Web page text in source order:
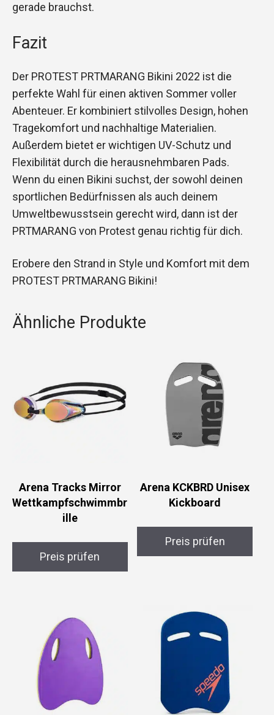
gerade brauchst.
Fazit
Der PROTEST PRTMARANG Bikini 2022 ist die
perfekte Wahl für einen aktiven Sommer voller
Abenteuer. Er kombiniert stilvolles Design, hohen
Tragekomfort und nachhaltige Materialien.
Außerdem bietet er wichtigen UV-Schutz und
Flexibilität durch die herausnehmbaren Pads.
Wenn du einen Bikini suchst, der sowohl deinen
sportlichen Bedürfnissen als auch deinem
Umweltbewusstsein gerecht wird, dann ist der
PRTMARANG von Protest genau richtig für dich.
Erobere den Strand in Style und Komfort mit dem
PROTEST PRTMARANG Bikini!
Ähnliche Produkte
Arena Tracks Mirror
Wettkampfschwimmbr
ille
Preis prüfen
Arena KCKBRD Unisex
Kickboard
Preis prüfen